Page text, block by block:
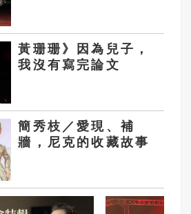
黃珊珊》因為兒子，
我沒有寫完論文
簡秀枝／愛現、補
牆，尼克的收藏故事